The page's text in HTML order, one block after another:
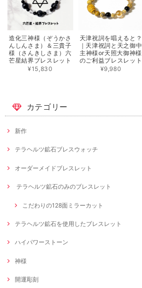
造化三神様（ぞうかさ
んしんさま）＆三貴子
様（さんきしさま）六
芒星結界ブレスレット
¥15,830
天津祝詞を唱えると？
｜天津祝詞と天之御中
主神様or天照大御神様
のご利益ブレスレット
¥9,980
カテゴリー
新作
テラヘルツ鉱石ブレスウォッチ
オーダーメイドブレスレット
テラヘルツ鉱石のみのブレスレット
こだわりの128面ミラーカット
テラヘルツ鉱石を使用したブレスレット
ハイパワーストーン
神様
開運彫刻